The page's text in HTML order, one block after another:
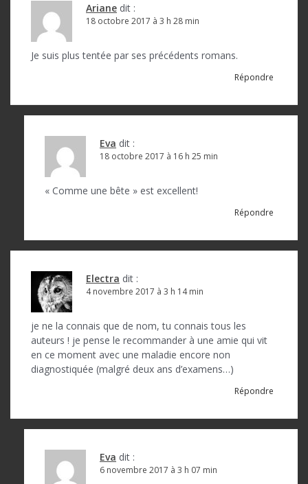
Ariane dit :
18 octobre 2017 à 3 h 28 min
Je suis plus tentée par ses précédents romans.
Répondre
Eva dit :
18 octobre 2017 à 16 h 25 min
« Comme une bête » est excellent!
Répondre
Electra dit :
4 novembre 2017 à 3 h 14 min
je ne la connais que de nom, tu connais tous les
auteurs ! je pense le recommander à une amie qui vit
en ce moment avec une maladie encore non
diagnostiquée (malgré deux ans d’examens…)
Répondre
Eva dit :
6 novembre 2017 à 3 h 07 min